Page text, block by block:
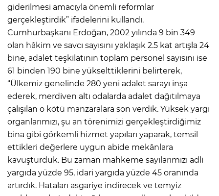
giderilmesi amacıyla önemli reformlar
gerçekleştirdik” ifadelerini kullandı.
Cumhurbaşkanı Erdoğan, 2002 yılında 9 bin 349
olan hâkim ve savcı sayısını yaklaşık 2.5 kat artışla 24
bine, adalet teşkilatının toplam personel sayısını ise
61 binden 190 bine yükselttiklerini belirterek,
“Ülkemiz genelinde 280 yeni adalet sarayı inşa
ederek, merdiven altı odalarda adalet dağıtılmaya
çalışılan o kötü manzaralara son verdik. Yüksek yargı
organlarımızı, şu an törenimizi gerçekleştirdiğimiz
bina gibi görkemli hizmet yapıları yaparak, temsil
ettikleri değerlere uygun abide mekânlara
kavuşturduk. Bu zaman mahkeme sayılarımızı adli
yargıda yüzde 95, idari yargıda yüzde 45 oranında
artırdık. Hataları asgariye indirecek ve temyiz